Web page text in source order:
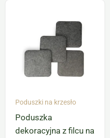
Poduszki na krzesło
Poduszka
dekoracyjna z filcu na